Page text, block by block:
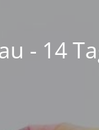
- 14